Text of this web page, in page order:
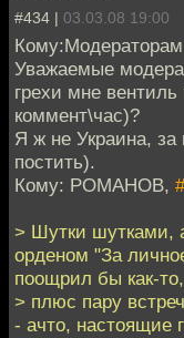
#434 | 03.03.08 19:00
Уважаемые
грехи мне
коммент\час)?
Я ж не Украина, за
постить).
Кому: РОМАНОВ,
> Шутки шутками,
орденом "За
поощрил бы как-то,
> плюс пару
- ачто, настоящие